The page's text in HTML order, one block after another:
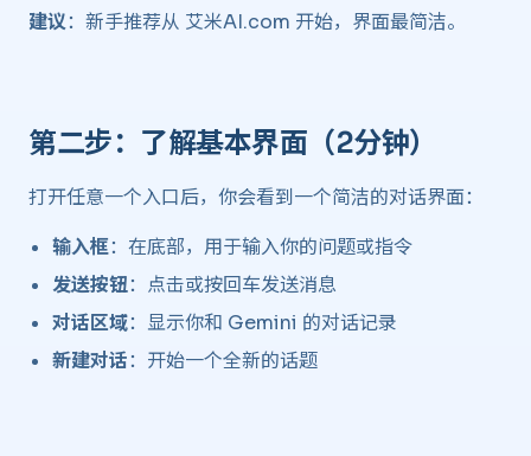
建议：新手推荐从 艾米AI.com 开始，界面最简洁。
第二步：了解基本界面（2分钟） ​
打开任意一个入口后，你会看到一个简洁的对话界面：
输入框：在底部，用于输入你的问题或指令
发送按钮：点击或按回车发送消息
对话区域：显示你和 Gemini 的对话记录
新建对话：开始一个全新的话题